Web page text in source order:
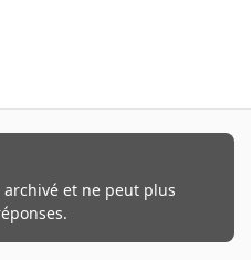
et ne peut plus